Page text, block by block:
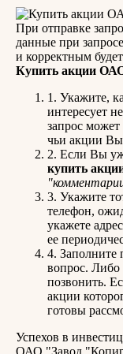
При отправке
данные при запросе
и корректным
Купить акции
1. Укажите,
интересует
запрос
чьи акции Вы
2. Если Вы
купить
3. Укажите
телефон,
укажете
ее
4. Заполните
вопрос. Либо
позвонить.
акции
готовы
Успехов в
ОАО "Завод